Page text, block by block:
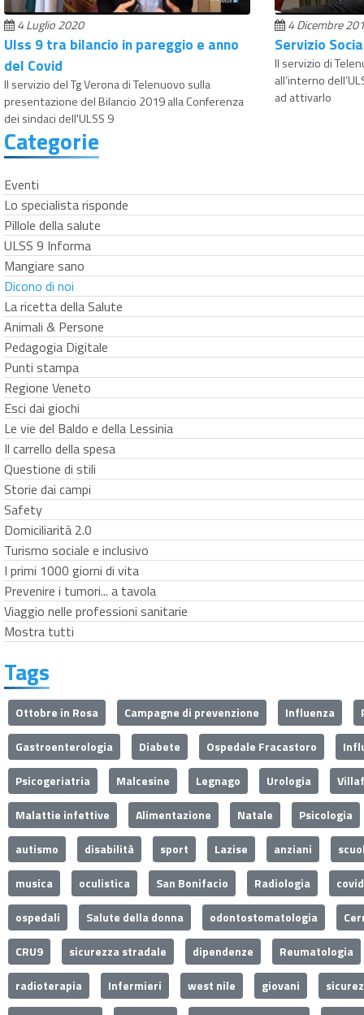
4 Luglio 2020
Ulss 9 tra bilancio in pareggio e anno
del Covid
Il servizio del Tg Verona di Telenuovo sulla
presentazione del Bilancio 2019 alla Conferenza
dei sindaci dell'ULSS 9
4 Dicembre
Servizio
Il servizio di
all’interno
ad attivarlo
Categorie
Eventi
Lo specialista risponde
Pillole della salute
ULSS 9 Informa
Mangiare sano
Dicono di noi
La ricetta della Salute
Animali & Persone
Pedagogia Digitale
Punti stampa
Regione Veneto
Esci dai giochi
Le vie del Baldo e della Lessinia
Il carrello della spesa
Questione di stili
Storie dai campi
Safety
Domiciliarità 2.0
Turismo sociale e inclusivo
I primi 1000 giorni di vita
Prevenire i tumori... a tavola
Viaggio nelle professioni sanitarie
Mostra tutti
Tags
Ottobre in Rosa Campagne di prevenzione Influenza
Gastroenterologia
Diabete Ospedale Fracastoro
Psicogeriatria
Malcesine Legnago Urologia
Malattie infettive
Alimentazione Natale
Psicologia
autismo
disabilità sport Lazise anziani
musica
oculistica San Bonifacio Radiologia
ospedali
Salute della donna odontostomatologia
CRU9
sicurezza stradale dipendenze
Reumatologia
radioterapia
Infermieri west nile giovani